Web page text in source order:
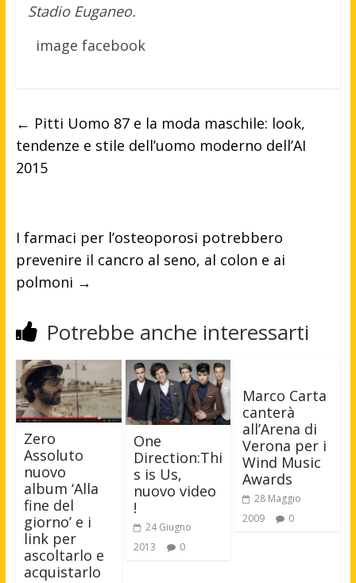
Stadio Euganeo.
image facebook
← Pitti Uomo 87 e la moda maschile: look,
tendenze e stile dell’uomo moderno dell’AI
2015
I farmaci per l’osteoporosi potrebbero
prevenire il cancro al seno, al colon e ai
polmoni →
Potrebbe anche interessarti
Zero
Assoluto
nuovo
album ‘Alla
fine del
giorno’ e i
link per
ascoltarlo e
acquistarlo
One
Direction:Thi
s is Us,
nuovo video
!
24 Giugno
2013
0
Marco Carta
canterà
all’Arena di
Verona per i
Wind Music
Awards
28 Maggio
2009
0